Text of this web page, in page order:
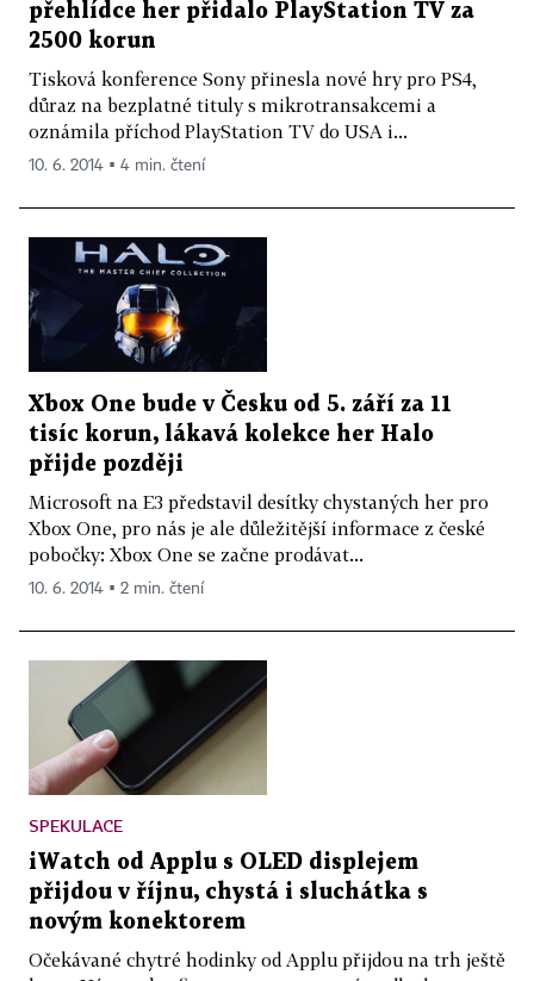
přehlídce her přidalo PlayStation TV za
2500 korun
Tisková konference Sony přinesla nové hry pro PS4,
důraz na bezplatné tituly s mikrotransakcemi a
oznámila příchod PlayStation TV do USA i...
10. 6. 2014 ▪ 4 min. čtení
Xbox One bude v Česku od 5. září za 11
tisíc korun, lákavá kolekce her Halo
přijde později
Microsoft na E3 představil desítky chystaných her pro
Xbox One, pro nás je ale důležitější informace z české
pobočky: Xbox One se začne prodávat...
10. 6. 2014 ▪ 2 min. čtení
SPEKULACE
iWatch od Applu s OLED displejem
přijdou v říjnu, chystá i sluchátka s
novým konektorem
Očekávané chytré hodinky od Applu přijdou na trh ještě